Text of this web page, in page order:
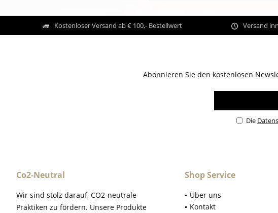
Kostenloser Versand ab € 100,- Bestellwert Versand
Abonnieren Sie den kostenlosen
Die
Co2-Neutral
Wir sind stolz darauf, CO2-neutrale
Praktiken zu fördern. Unsere Produkte
Shop Service
Über uns
Kontakt